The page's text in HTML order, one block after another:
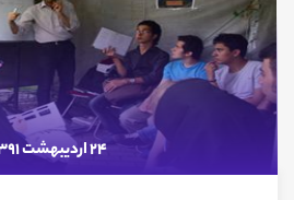
24 اردیبهشت 1391